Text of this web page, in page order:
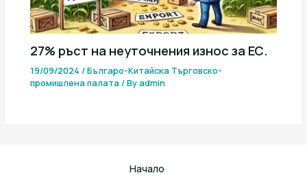
27% ръст на неуточнения износ за ЕС.
19/09/2024/Българо-Китайска Търговско-
промишлена палaта/ Byadmin
Начало